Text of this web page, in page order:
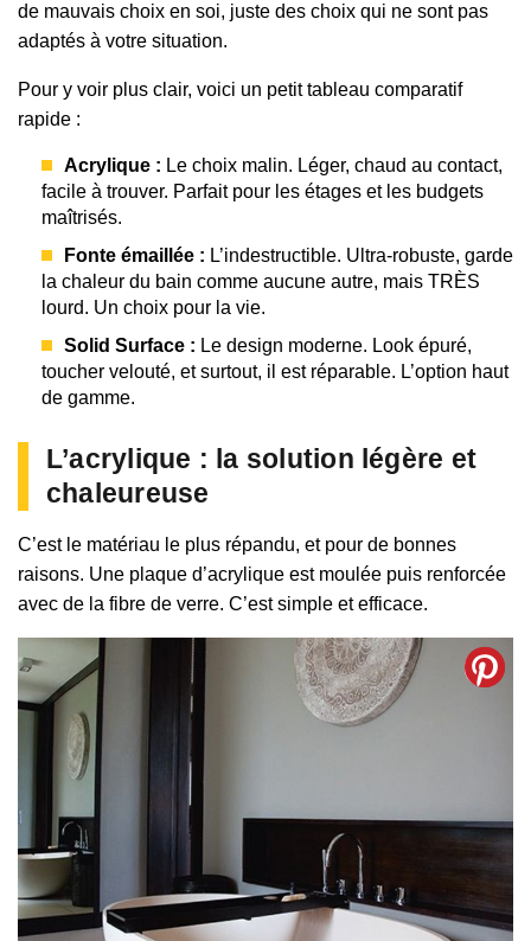
de mauvais choix en soi, juste des choix qui ne sont pas
adaptés à votre situation.
Pour y voir plus clair, voici un petit tableau comparatif
rapide :
Acrylique : Le choix malin. Léger, chaud au contact,
facile à trouver. Parfait pour les étages et les budgets
maîtrisés.
Fonte émaillée : L’indestructible. Ultra-robuste, garde
la chaleur du bain comme aucune autre, mais TRÈS
lourd. Un choix pour la vie.
Solid Surface : Le design moderne. Look épuré,
toucher velouté, et surtout, il est réparable. L’option haut
de gamme.
L’acrylique : la solution légère et
chaleureuse
C’est le matériau le plus répandu, et pour de bonnes
raisons. Une plaque d’acrylique est moulée puis renforcée
avec de la fibre de verre. C’est simple et efficace.